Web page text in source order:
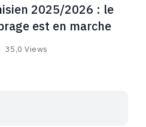
2025/2026 : le
est en marche
35,0 Views